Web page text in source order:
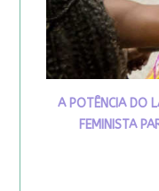
A POTÊNCIA DO
FEMINISTA